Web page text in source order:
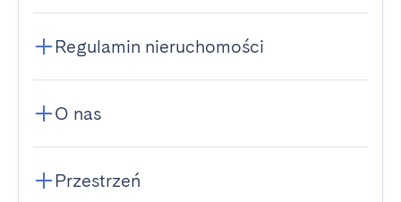
Regulamin nieruchomości
O nas
Przestrzeń